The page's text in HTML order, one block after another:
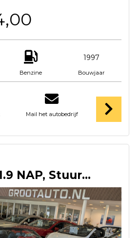
Benzine
1997
Bouwjaar
Mail het autobedrijf
Roadster 1.9 NAP, Stuurbekrachtiging